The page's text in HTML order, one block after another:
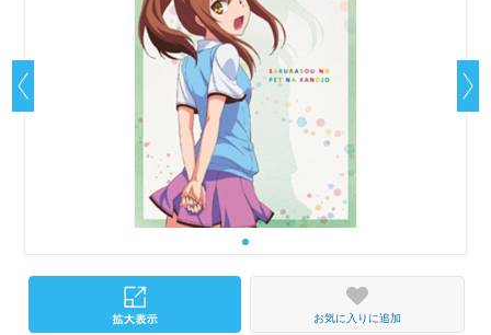
お気に入りに追加